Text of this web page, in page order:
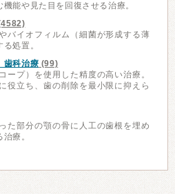
能や見た目を回復させる治療。
バイオフィルム（細菌が形成する薄
処置。
歯科治療 (99)
ープ）を使用した精度の高い治療。
役立ち、歯の削除を最小限に抑えら
た部分の顎の骨に人工の歯根を埋め
療。